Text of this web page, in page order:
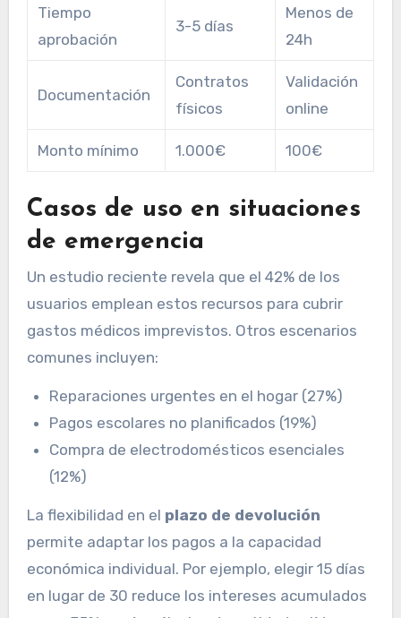
Tiempo
aprobación
3-5 días
Menos de
24h
Documentación
Contratos
físicos
Validación
online
Monto mínimo 1.000€ 100€
Casos de uso en situaciones
de emergencia
Un estudio reciente revela que el 42% de los
usuarios emplean estos recursos para cubrir
gastos médicos imprevistos. Otros escenarios
comunes incluyen:
Reparaciones urgentes en el hogar (27%)
Pagos escolares no planificados (19%)
Compra de electrodomésticos esenciales
(12%)
La flexibilidad en el plazo de devolución
permite adaptar los pagos a la capacidad
económica individual. Por ejemplo, elegir 15 días
en lugar de 30 reduce los intereses acumulados